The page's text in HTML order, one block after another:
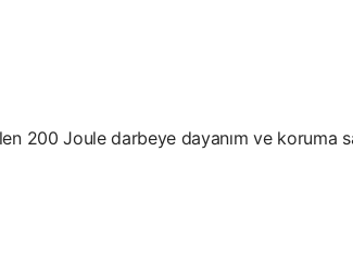
200 Joule darbeye dayanım ve koruma